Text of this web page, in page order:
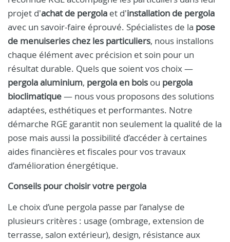
projet d'achat de pergola et d'installation de pergola
avec un savoir-faire éprouvé. Spécialistes de la pose
de menuiseries chez les particuliers, nous installons
chaque élément avec précision et soin pour un
résultat durable. Quels que soient vos choix —
pergola aluminium, pergola en bois ou pergola
bioclimatique— nous vous proposons des solutions
adaptées, esthétiques et performantes. Notre
démarche RGE garantit non seulement la qualité de la
pose mais aussi la possibilité d’accéder à certaines
aides financières et fiscales pour vos travaux
d’amélioration énergétique.
Conseils pour choisir votre pergola
Le choix d’une pergola passe par l’analyse de
plusieurs critères : usage (ombrage, extension de
terrasse, salon extérieur), design, résistance aux